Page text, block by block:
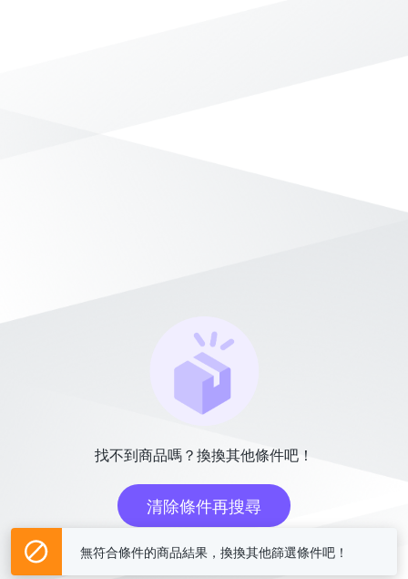
找不到商品嗎？換換其他條件吧！
清除條件再搜尋
或
無符合條件的商品結果，換換其他篩選條件吧！